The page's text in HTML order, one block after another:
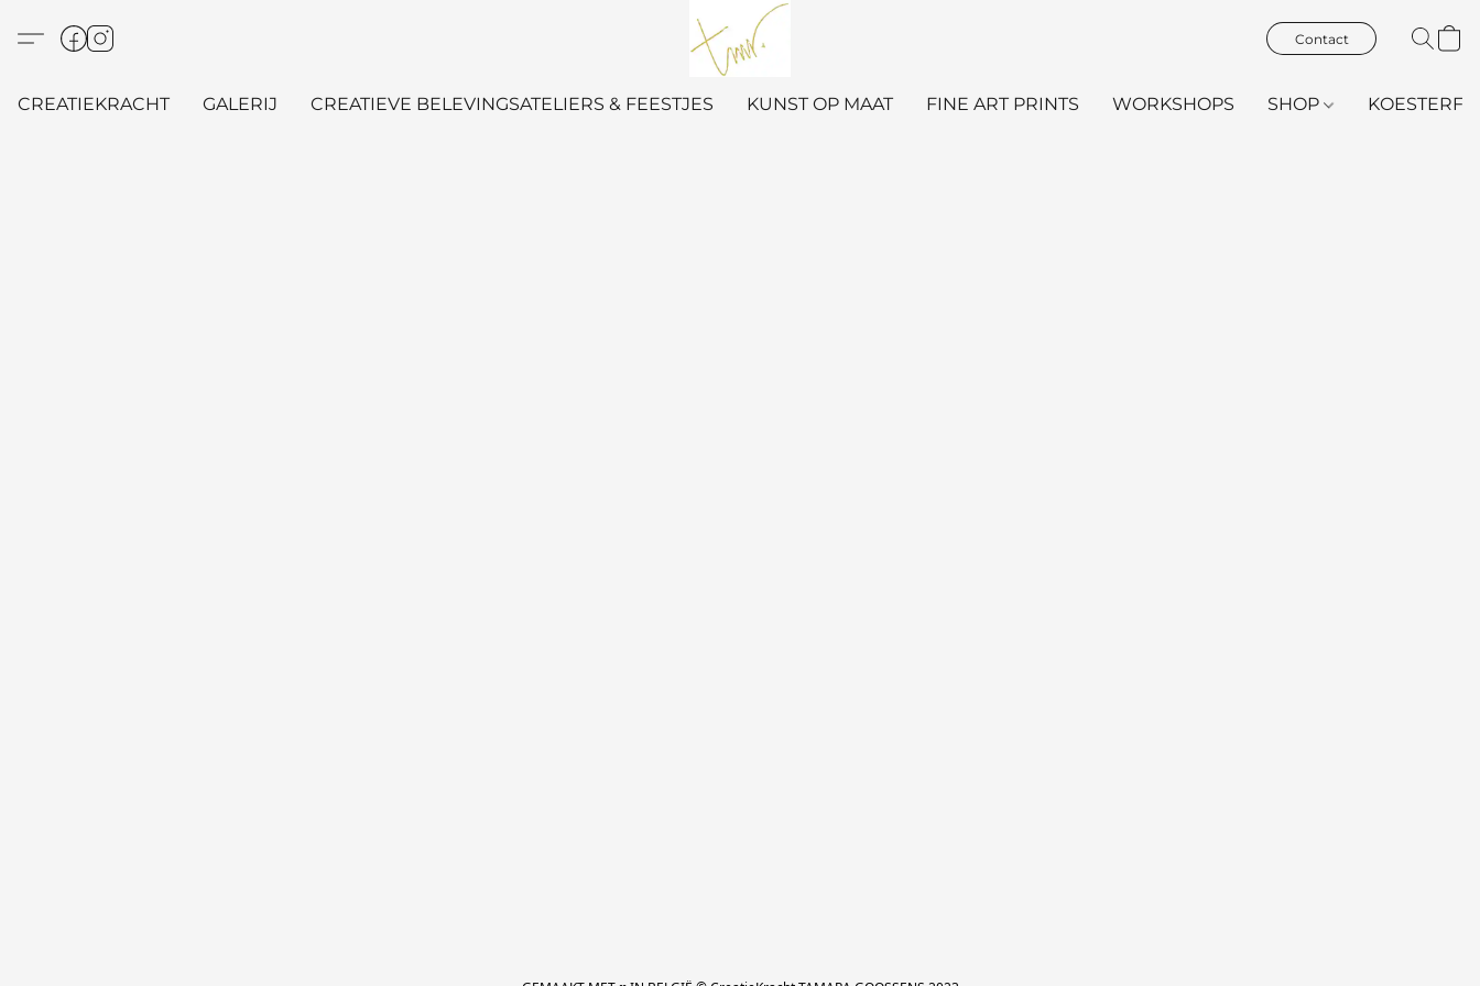
Contact
CREATIEKRACHT GALERIJ CREATIEVE BELEVINGSATELIERS & FEESTJES KUNST OP MAAT FINE ART PRINTS WORKSHOPS SHOP